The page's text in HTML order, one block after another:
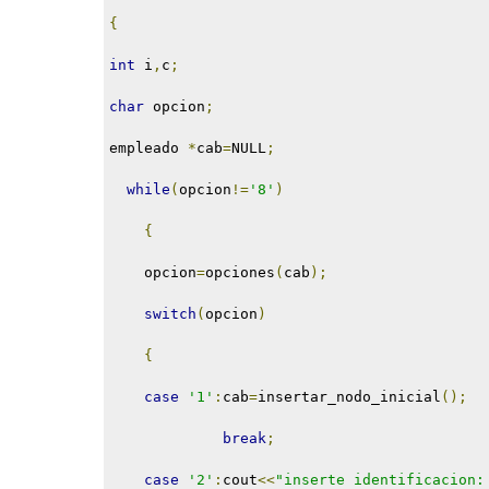
{
int i , c ;
char opcion ;
empleado *cab=NULL ;
while ( opcion !='8' )
{
opcion=opciones ( cab );
switch ( opcion )
{
case '1' : cab=insertar_nodo_inicial ();
break ;
case '2' : cout<<"inserte